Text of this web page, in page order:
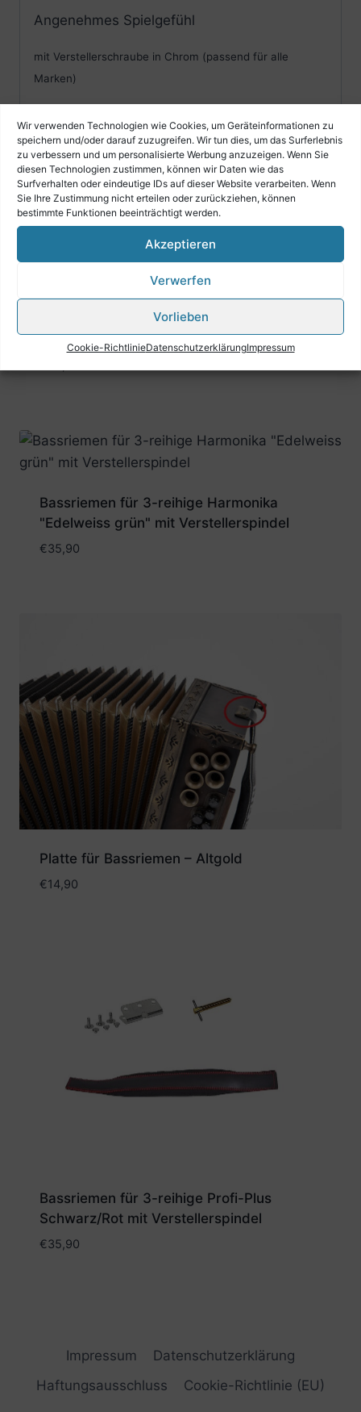
Wir verwenden Technologien wie Cookies, um Geräteinformationen zu
speichern und/oder darauf zuzugreifen. Wir tun dies, um das Surferlebnis
zu verbessern und um personalisierte Werbung anzuzeigen. Wenn Sie
diesen Technologien zustimmen, können wir Daten wie das
Surfverhalten oder eindeutige IDs auf dieser Website verarbeiten. Wenn
Sie Ihre Zustimmung nicht erteilen oder zurückziehen, können
bestimmte Funktionen beeinträchtigt werden.
Akzeptieren
Verwerfen
Vorlieben
Cookie-RichtlinieDatenschutzerklärungImpressum
Angenehmes Spielgefühl
mit Verstellerschraube in Chrom (passend für alle
Marken)
Ähnliche Produkte
Bassriemen für 4-reihige Harmonika
Schwarz mit Verstellerspindel
Bassriemen für 3-reihige Harmonika
"Edelweiss grün" mit Verstellerspindel
€35,90
Platte für Bassriemen – Altgold
€14,90
Bassriemen für 3-reihige Profi-Plus
Schwarz/Rot mit Verstellerspindel
€35,90
Impressum
Datenschutzerklärung
Haftungsausschluss
Cookie-Richtlinie (EU)